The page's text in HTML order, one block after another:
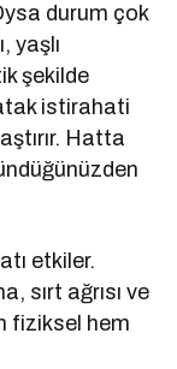
durum çok
yaşlı
şekilde
istirahati
Hatta
etkiler.
sırt ağrısı ve
fiziksel hem